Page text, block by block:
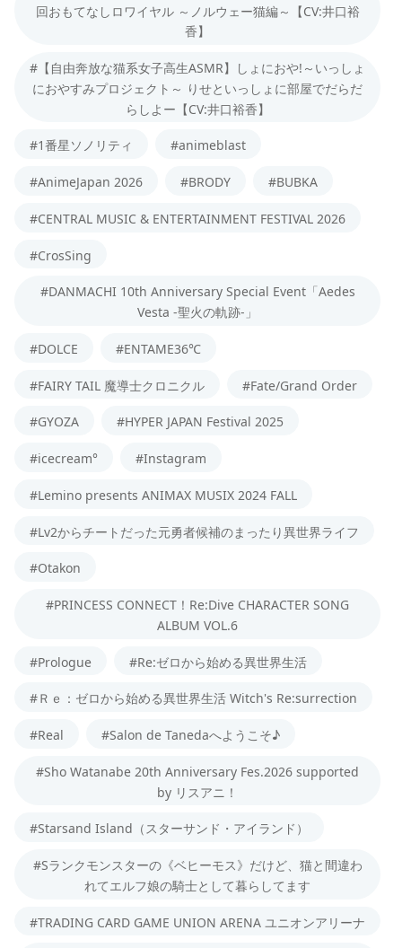
回おもてなしロワイヤル ～ノルウェー猫編～【CV:井口裕
香】
#【自由奔放な猫系女子高生ASMR】しょにおや!～いっしょ
におやすみプロジェクト～ りせといっしょに部屋でだらだ
らしよー【CV:井口裕香】
#1番星ソノリティ #animeblast
#AnimeJapan 2026 #BRODY #BUBKA
#CENTRAL MUSIC & ENTERTAINMENT FESTIVAL 2026
#CrosSing
#DANMACHI 10th Anniversary Special Event「Aedes
Vesta -聖火の軌跡-」
#DOLCE #ENTAME36℃
#FAIRY TAIL 魔導士クロニクル #Fate/Grand Order
#GYOZA #HYPER JAPAN Festival 2025
#icecream° #Instagram
#Lemino presents ANIMAX MUSIX 2024 FALL
#Lv2からチートだった元勇者候補のまったり異世界ライフ
#Otakon
#PRINCESS CONNECT！Re:Dive CHARACTER SONG
ALBUM VOL.6
#Prologue #Re:ゼロから始める異世界生活
#Ｒｅ：ゼロから始める異世界生活 Witch's Re:surrection
#Real #Salon de Tanedaへようこそ♪
#Sho Watanabe 20th Anniversary Fes.2026 supported
by リスアニ！
#Starsand Island（スターサンド・アイランド）
#Sランクモンスターの《ベヒーモス》だけど、猫と間違わ
れてエルフ娘の騎士として暮らしてます
#TRADING CARD GAME UNION ARENA ユニオンアリーナ